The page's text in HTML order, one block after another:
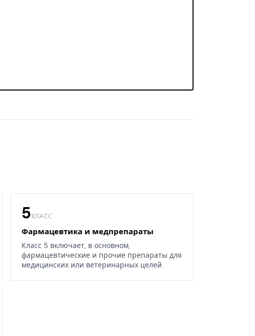
5КЛАСС
Фармацевтика и медпрепараты
Класс 5 включает, в основном,
фармацевтические и прочие препараты для
медицинских или ветеринарных целей.